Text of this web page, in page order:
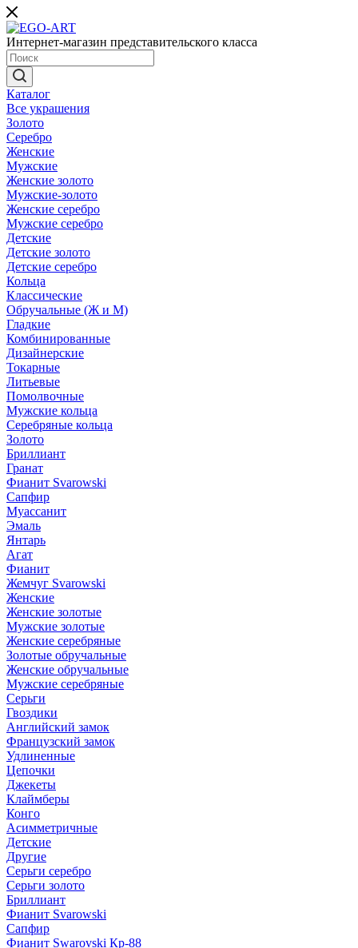
Интернет-магазин представительского класса
Каталог
Все украшения
Золото
Серебро
Женские
Мужские
Женские золото
Мужские-золото
Женские серебро
Мужские серебро
Детские
Детские золото
Детские серебро
Кольца
Классические
Обручальные (Ж и М)
Гладкие
Комбинированные
Дизайнерские
Токарные
Литьевые
Помолвочные
Мужские кольца
Серебряные кольца
Золото
Бриллиант
Гранат
Фианит Svarowski
Сапфир
Муассанит
Эмаль
Янтарь
Агат
Фианит
Жемчуг Svarowski
Женские
Женские золотые
Мужские золотые
Женские серебряные
Золотые обручальные
Женские обручальные
Мужские серебряные
Серьги
Гвоздики
Английский замок
Французский замок
Удлиненные
Цепочки
Джекеты
Клаймберы
Конго
Асимметричные
Детские
Другие
Серьги серебро
Серьги золото
Бриллиант
Фианит Svarowski
Сапфир
Фианит Swarovski Кр-88